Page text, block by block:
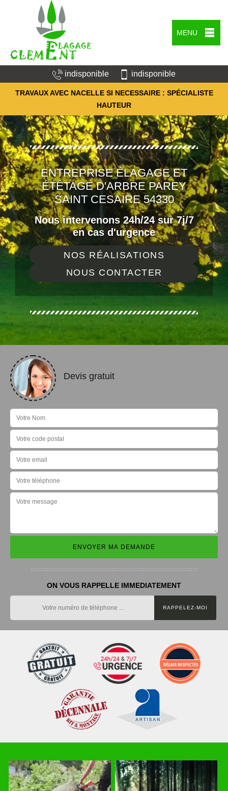
MENU
indisponible indisponible
TRAVAUX AVEC NACELLE SI NECESSAIRE : SPÉCIALISTE
HAUTEUR
ENTREPRISE ÉLAGAGE ET
ÉTÊTAGE D'ARBRE PAREY
SAINT CESAIRE 54330
Nous intervenons 24h/24 sur 7j/7
en cas d'urgence
NOS RÉALISATIONS
NOUS CONTACTER
Devis gratuit
ON VOUS RAPPELLE IMMEDIATEMENT